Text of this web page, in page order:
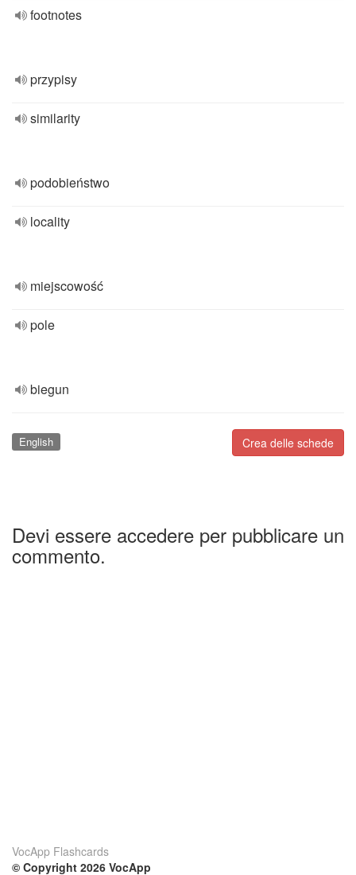
footnotes
przypisy
similarity
podobieństwo
locality
miejscowość
pole
biegun
Crea delle schede
English
Devi essere accedere per pubblicare un
commento.
VocApp Flashcards
© Copyright 2026 VocApp